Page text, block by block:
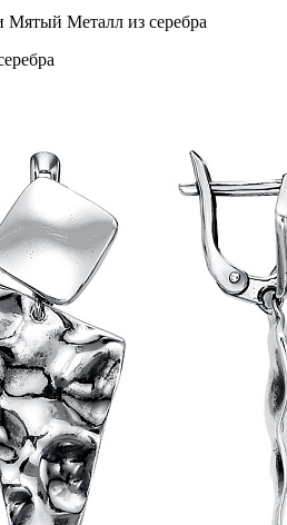
Мятый Металл из серебра